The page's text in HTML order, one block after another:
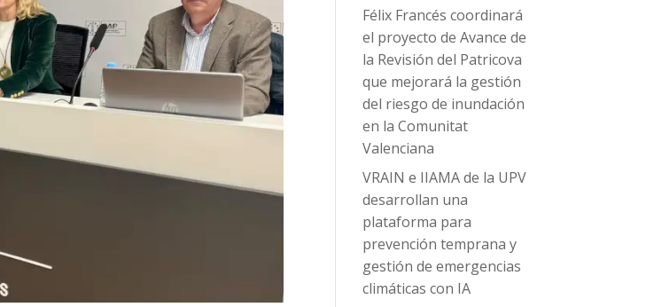
Félix Francés coordinará
el proyecto de Avance de
la Revisión del Patricova
que mejorará la gestión
del riesgo de inundación
en la Comunitat
Valenciana
VRAIN e IIAMA de la UPV
desarrollan una
plataforma para
prevención temprana y
gestión de emergencias
climáticas con IA